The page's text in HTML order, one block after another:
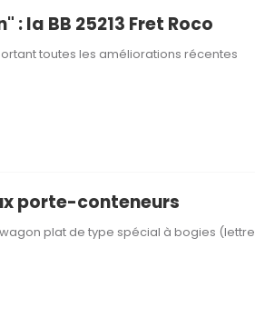
: la BB 25213 Fret Roco
toutes les améliorations récentes
porte-conteneurs
plat de type spécial à bogies (lettre